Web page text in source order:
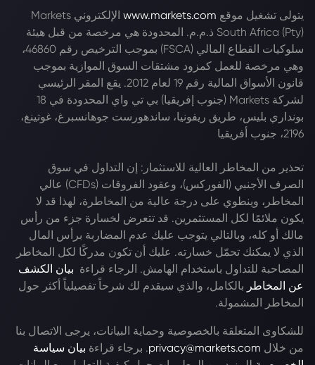
يتولى تشغيل موقع www.markets.com
الإلكتروني Markets
South Africa (Pty) ذ.م.م. المحدودة هي مرخصة من قبل هيئة
سلوكيات القطاع المالي (FSCA) بموجب الترخيص رقم 46860،
وهي مرخصة للعمل كمزود مشتقات السوق الموازية بموجب
قانون الأسواق المالية رقم 19 لعام 2012. يقع المقر الرئيسي
لشركة Markets (جنوب إفريقيا) بي تي واي المحدودة في 18
بونداري بليس، طريق ريفونيا، ساندهورست جوهانسبرغ، غوتينغ،
2196، جنوب أفريقيا
تحذير من المخاطر العالية للاستثمار: إن التداول في سوق
الصرف الأجنبي (الفوركس)، وعقود الفروقات (CFDs) عالي
المخاطر، وينطوي على درجة عالية من المخاطرة، لهذا قد لا
يكون ملائمًا لكل المستثمرين. قد تتعرض لخسارة جزء من رأس
مالك أو كله، وبالتالي يتوجب عليك عدم المضاربة برأس المال
الذي لا يمكنك تحمّل خسارته. عليك أن تكون مدركًا لكل المخاطر
المصاحبة للتداول باستخدام الهامش. الرجاء قراءة بيان الكشف
عن المخاطر بالكامل، والذي سيقدم لك شرحاً تفصيلياً أكثر حول
المخاطر المشمولة.
للشكاوى المتعلقة بالخصوصية وحماية البيانات، يرجى الاتصال بنا
من خلال privacy@markets.com. برجاء قراءة بيان سياسة